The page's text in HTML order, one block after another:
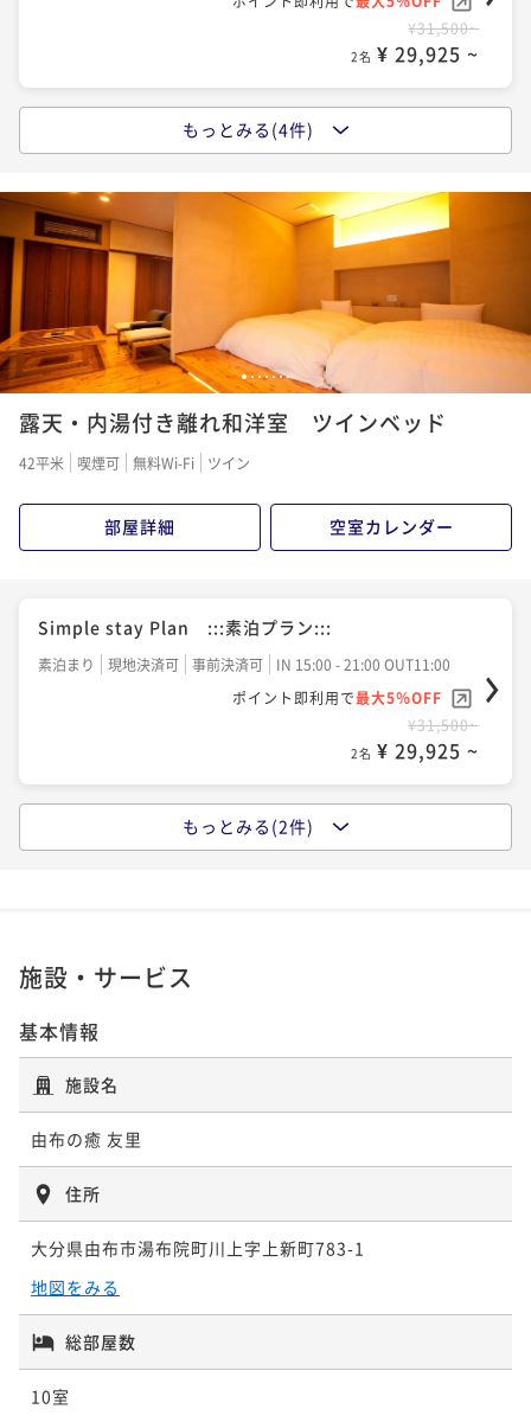
¥31,500~
2名 ¥ 29,925 ~
Standard Plan :::スタンダード カップルプラン:::
ポイント即利用で最大5％OFF
¥51,500~
2名 ¥ 48,925 ~
Anniversary Plan ::アニバーサリー記念日プラン::
二食付き 現地決済可 事前決済可
IN 15:00 - 18:00 OUT12:00
ポイント即利用で 最大5％OFF
Standard Plan :::スタンダード カップルプラン:::
二食付き 事前決済可
IN 15:00 - 18:00 OUT12:00
ポイント即利用で最大5％OFF
¥56,500~
¥ 53,675 ~
Anniversary Plan ::アニバーサリー記念日プラン::
もっとみる(4件)
1234567
露天・内湯付き離れ和洋室 ツインベッド
42平米 喫煙可 無料Wi-Fi ツイン
部屋詳細 空室カレンダー
Simple stay Plan :::素泊プラン:::
素泊まり 現地決済可 事前決済可
IN 15:00 - 21:00 OUT11:00
ポイント即利用で最大5％OFF
¥31,500~
2名 ¥ 29,925 ~
Standard Plan :::スタンダード カップルプラン:::
Anniversary Plan ::アニバーサリー記念日プラン::
二食付き 現地決済可
ポイント即利用で最大5％OFF
2名 ¥ 50,825 ~
もっとみる(2件)
施設・サービス
基本情報
施設名
由布の癒 友里
住所
大分県由布市湯布院町川上字上新町783-1
地図をみる
総部屋数
10室